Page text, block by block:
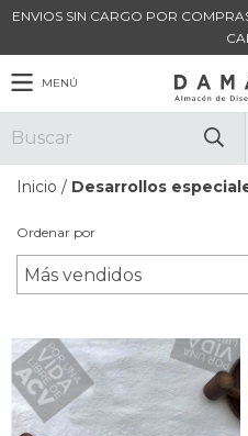
ENVIOS SIN CARGO POR
MENÚ
Inicio / Desarrollos
Ordenar por